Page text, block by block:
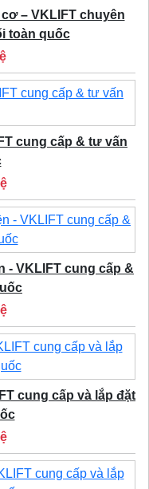
– VKLIFT chuyên
toàn quốc
cung cấp & tư vấn
- VKLIFT cung cấp &
cung cấp và lắp đặt